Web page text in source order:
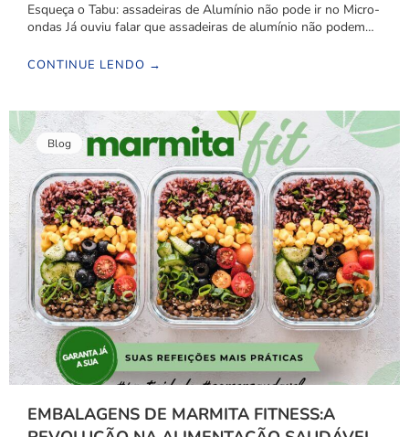
Esqueça o Tabu: assadeiras de Alumínio não pode ir no Micro-
ondas Já ouviu falar que assadeiras de alumínio não podem…
CONTINUE LENDO →
Blog
EMBALAGENS DE MARMITA FITNESS:A